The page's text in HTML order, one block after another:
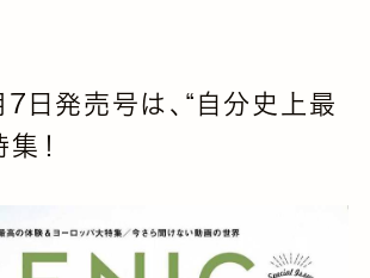
日発売号は、“自分史上最
！